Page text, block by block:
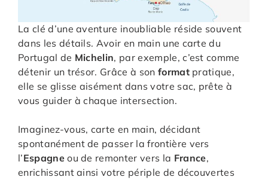
La clé d’une aventure inoubliable réside souvent
dans les détails. Avoir en main une carte du
Portugal de Michelin, par exemple, c’est comme
détenir un trésor. Grâce à son formatpratique,
elle se glisse aisément dans votre sac, prête à
vous guider à chaque intersection.
Imaginez-vous, carte en main, décidant
spontanément de passer la frontière vers
l’Espagneou de remonter vers la France,
enrichissant ainsi votre périple de découvertes